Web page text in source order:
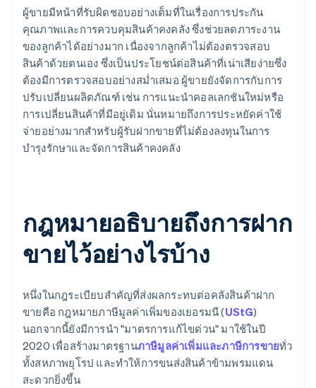
ผู้ขายมีหน้าที่รับผิดชอบอย่างเต็มที่ในเรื่องการประกัน
คุณภาพและการควบคุมสินค้าคงคลัง ซึ่งช่วยลดภาระงาน
ของลูกค้าได้อย่างมาก เนื่องจากลูกค้าไม่ต้องตรวจสอบ
สินค้าด้วยตนเอง ซึ่งเป็นประโยชน์ต่อสินค้าที่เน่าเสียง่ายซึ่ง
ต้องมีการตรวจสอบอย่างสม่ำเสมอ ผู้ขายยังจัดการกับการ
ปรับเปลี่ยนผลิตภัณฑ์ เช่น การแนะนำคอลเลกชันใหม่หรือ
การเปลี่ยนสินค้าที่มีอยู่เดิม นั่นหมายถึงการประหยัดค่าใช้
จ่ายอย่างมากสำหรับผู้รับฝากขายที่ไม่ต้องลงทุนในการ
บำรุงรักษาและจัดการสินค้าคงคลัง
กฎหมายอธิบายถึงการฝาก
ขายไว้อย่างไรบ้าง
หนึ่งในกฎระเบียบสำคัญที่ส่งผลกระทบต่อคลังสินค้าฝาก
ขายคือ กฎหมายภาษีมูลค่าเพิ่มของเยอรมนี (UStG)
นอกจากนี้ยังมีการนำ "มาตรการแก้ไขด่วน" มาใช้ในปี
2020 เพื่อสร้างมาตรฐานภาษีมูลค่าเพิ่มและภาษีการขายทั่ว
ทั้งสหภาพยุโรป และทำให้การขนส่งสินค้าข้ามพรมแดน
สะดวกยิ่งขึ้น